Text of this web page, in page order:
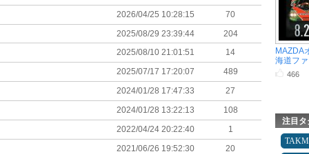
2026/04/25 10:28:15
70
2025/08/29 23:39:44
204
2025/08/10 21:01:51
14
2025/07/17 17:20:07
489
2024/01/28 17:47:33
27
2024/01/28 13:22:13
108
2022/04/24 20:22:40
1
2021/06/26 19:52:30
20
MAZDA
海道フ
466
注目タ